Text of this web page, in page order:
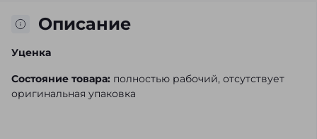
Описание
Уценка
Состояние товара: полностью рабочий, отсутствует
оригинальная упаковка